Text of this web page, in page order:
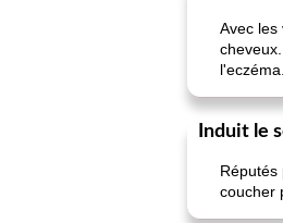
Avec les
l'eczéma.
Induit le
Réputés
coucher